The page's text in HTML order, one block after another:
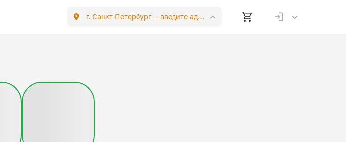
г. Санкт-Петербург —введите адрес